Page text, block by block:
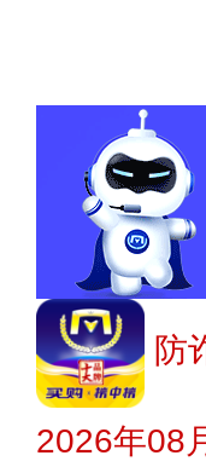
防
2026年08